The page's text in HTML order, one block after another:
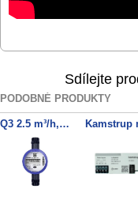
Sdílejte
PODOBNÉ PRODUKTY
Q3 2.5 m³/h, G1B (R¾) x 190 mm (DN20), PN16, R100 LORAWAN